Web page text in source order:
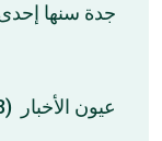
جدة سنها
عيون الأخبار (2/78)